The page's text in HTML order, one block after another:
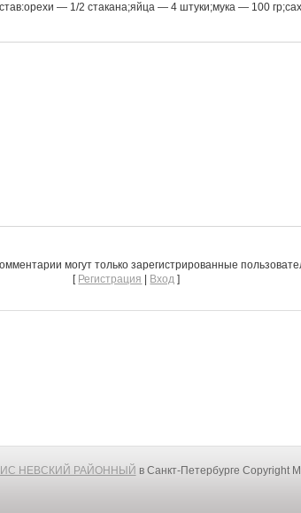
— 1/2 стакана;яйца — 4 штуки;мука — 100
могут только зарегистрированные
[ Регистрация Вход ]
НЕВСКИЙ РАЙОННЫЙ в Санкт-Петербурге Copyright